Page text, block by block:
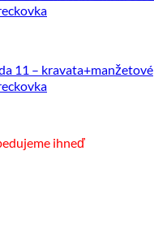
11 – kravata+manžetové
ihneď